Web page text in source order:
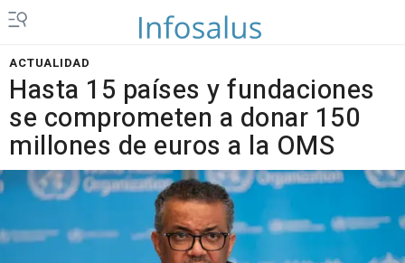
ACTUALIDAD
Hasta 15 países y fundaciones
se comprometen a donar 150
millones de euros a la OMS